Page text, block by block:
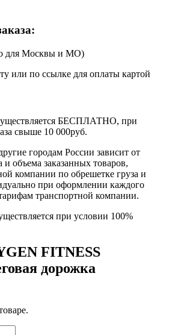
для Москвы и МО)
или по ссылке для оплаты картой
БЕСПЛАТНО, при
свыше 10 000руб.
городам России зависит от
и объема заказанных товаров,
компании по обрешетке груза и
при оформлении каждого
транспортной компании.
при условии 100%
FITNESS
дорожка